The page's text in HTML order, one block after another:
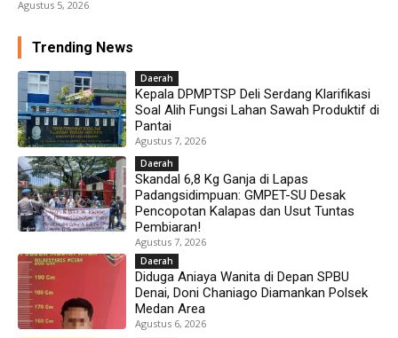
Agustus 5, 2026
Trending News
Daerah
Kepala DPMPTSP Deli Serdang Klarifikasi
Soal Alih Fungsi Lahan Sawah Produktif di
Pantai
Agustus 7, 2026
Daerah
Skandal 6,8 Kg Ganja di Lapas
Padangsidimpuan: GMPET-SU Desak
Pencopotan Kalapas dan Usut Tuntas
Pembiaran!
Agustus 7, 2026
Daerah
Diduga Aniaya Wanita di Depan SPBU
Denai, Doni Chaniago Diamankan Polsek
Medan Area
Agustus 6, 2026